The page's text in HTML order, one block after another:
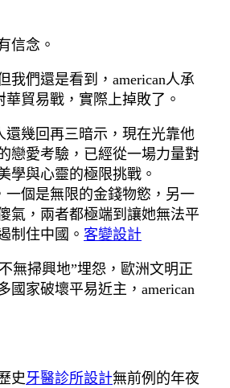
信念。
我們還是看到，american人承
華貿易戰，實際上掉敗了。
還幾回再三暗示，現在光靠他
戀愛考驗，已經從一場力量對
學與心靈的極限挑戰。
一個是無限的金錢物慾，另一
氣，兩者都極端到讓她無法平
制住中國。 客變設計
無掃興地”埋怨，歐洲文明正
國家破壞平易近主，american
史牙醫診所設計無前例的年夜